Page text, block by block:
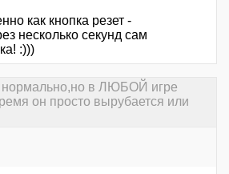
как кнопка резет -
несколько секунд сам
:)))
нормально,но в ЛЮБОЙ игре
он просто вырубается или